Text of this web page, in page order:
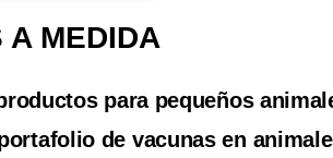
A MEDIDA
para pequeños
de vacunas en